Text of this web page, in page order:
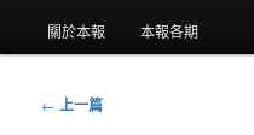
單 關於本報 本報各期
← 上一篇